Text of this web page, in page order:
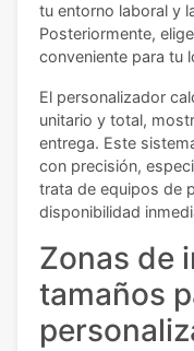
tu entorno laboral y
Posteriormente,
conveniente para tu
El personalizador
unitario y total,
entrega. Este
con precisión,
trata de equipos de
disponibilidad
Zonas de
tamaños